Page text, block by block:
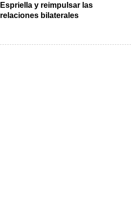
Espriella y reimpulsar las
relaciones bilaterales